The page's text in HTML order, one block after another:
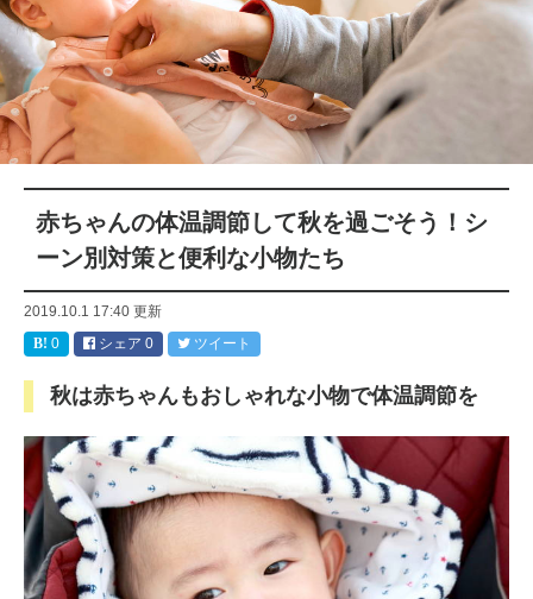
赤ちゃんの体温調節して秋を過ごそう！シ
ーン別対策と便利な小物たち
2019.10.1 17:40 更新
0
シェア 0 ツイート
秋は赤ちゃんもおしゃれな小物で体温調節を